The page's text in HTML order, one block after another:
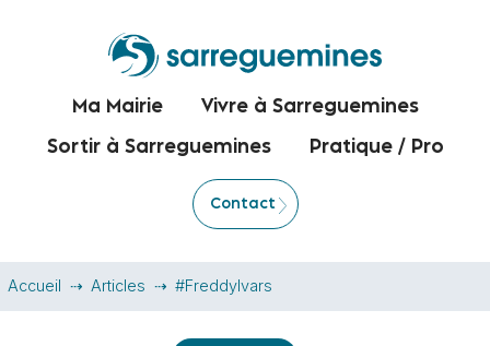
Ma Mairie Vivre à Sarreguemines
Sortir à Sarreguemines Pratique / Pro
Contact
Accueil Articles #FreddyIvars